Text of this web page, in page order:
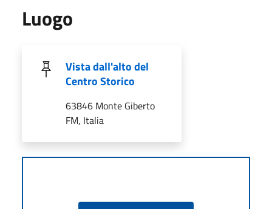
Luogo
Vista dall'alto del
Centro Storico
63846 Monte Giberto
FM, Italia